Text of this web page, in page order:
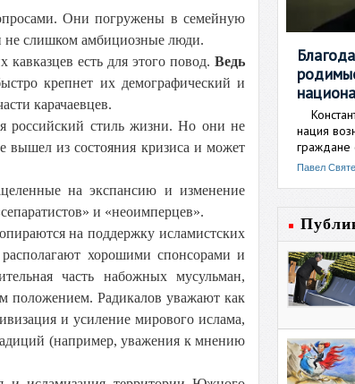
Они погружены в семейную
слишком амбициозные люди.
есть для этого повод. Ведь
крепнет их демографический и
карачаевцев.
российский стиль жизни. Но они не
вышел из состояния кризиса и может
на экспансию и изменение
и «неоимперцев».
на поддержку исламистских
хорошими спонсорами и
часть набожных мусульман,
положением. Радикалов уважают как
и усиление мирового ислама,
(например, уважения к мнению
нация
граждане
Павел